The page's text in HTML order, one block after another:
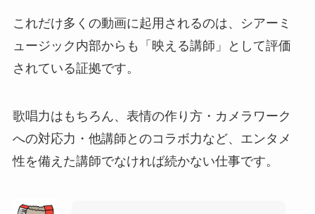
これだけ多くの動画に起用されるのは、シアーミ
ュージック内部からも「映える講師」として評価
されている証拠です。
歌唱力はもちろん、表情の作り方・カメラワーク
への対応力・他講師とのコラボ力など、エンタメ
性を備えた講師でなければ続かない仕事です。